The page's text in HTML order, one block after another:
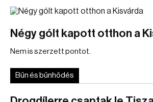
Négy gólt kapott otthon a
Nem is szerzett pontot.
Bűn és bűnhődés